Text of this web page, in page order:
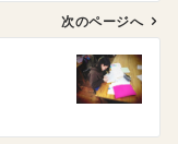
次のページへ